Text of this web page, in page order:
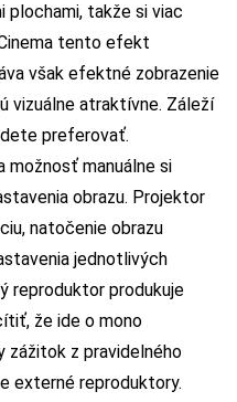
plochami, takže si viac
tento efekt
však efektné zobrazenie
vizuálne atraktívne. Záleží
preferovať.
možnosť manuálne si
obrazu. Projektor
natočenie obrazu
jednotlivých
reproduktor produkuje
že ide o mono
zážitok z pravidelného
externé reproduktory.